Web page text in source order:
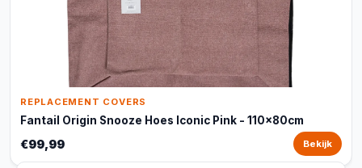
REPLACEMENT COVERS
Fantail Origin Snooze Hoes Iconic Pink - 110x80cm
€99,99 Bekijk